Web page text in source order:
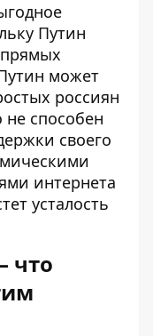
Путин
может
россиян
не способен
своего
интернета
усталость
что